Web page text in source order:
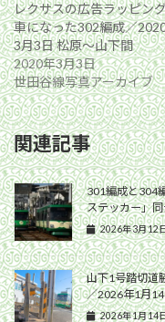
レクサスの広告ラッピン
車になった302編成／
3月3日 松原〜山下間
2020年3月3日
世田谷線写真アーカイブ
関連記事
301編成と304
ステッカー」
2026年3月12
山下1号踏切道
／2026年1月
2026年1月14